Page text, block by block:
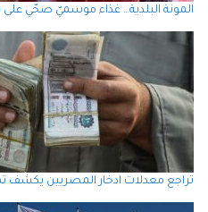
المونة البلدية… غذاء موسميّ صحّي على
تراجع معدلات ادخار المصريين يكشف